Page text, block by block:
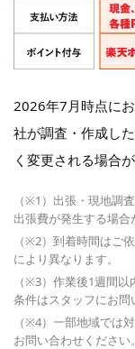
2026年7月時点に
社が調査・作成し
く変更される場合が
（※1）出張・現地調
出張費が発生する場合
（※2）到着時間はご
により異なります。
（※3）作業後1週間
条件はスタッフにお問
（※4）一部地域では
お問い合わせください。